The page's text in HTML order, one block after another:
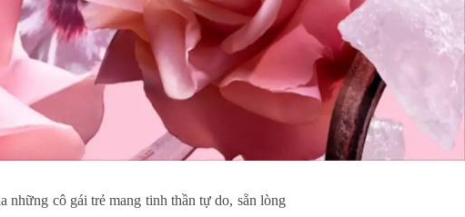
những cô gái trẻ mang tinh thần tự do, sẵn lòng